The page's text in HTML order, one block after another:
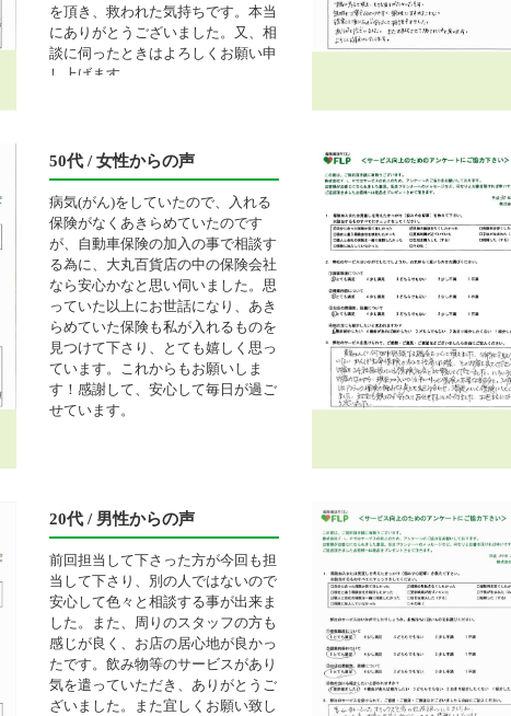
を頂き、救われた気持ちです。本当
にありがとうございました。又、相
談に伺ったときはよろしくお願い申
し上げます。
50代 / 女性からの声
病気(がん)をしていたので、入れる
保険がなくあきらめていたのです
が、自動車保険の加入の事で相談す
る為に、大丸百貨店の中の保険会社
なら安心かなと思い伺いました。思
っていた以上にお世話になり、あき
らめていた保険も私が入れるものを
見つけて下さり、とても嬉しく思っ
ています。これからもお願いしま
す！感謝して、安心して毎日が過ご
せています。
20代 / 男性からの声
前回担当して下さった方が今回も担
当して下さり、別の人ではないので
安心して色々と相談する事が出来ま
した。また、周りのスタッフの方も
感じが良く、お店の居心地が良かっ
たです。飲み物等のサービスがあり
気を遣っていただき、ありがとうご
ざいました。また宜しくお願い致し